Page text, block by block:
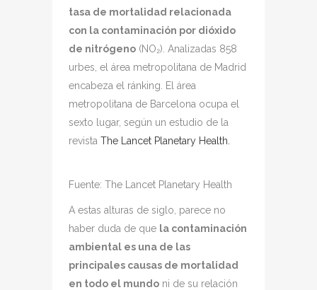
tasa de mortalidad relacionada
con la contaminación por dióxido
de nitrógeno (NO₂). Analizadas 858
urbes, el área metropolitana de Madrid
encabeza el ránking. El área
metropolitana de Barcelona ocupa el
sexto lugar, según un estudio de la
revista The Lancet Planetary Health.
Fuente: The Lancet Planetary Health
A estas alturas de siglo, parece no
haber duda de que la contaminación
ambiental es una de las
principales causas de mortalidad
en todo el mundo ni de su relación